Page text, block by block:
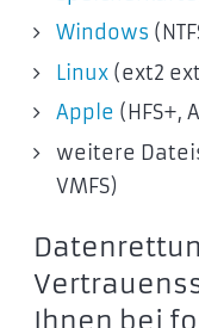
Windows
Linux(ext2
Apple (HFS+,
weitere
VMFS)
Ihnen bei